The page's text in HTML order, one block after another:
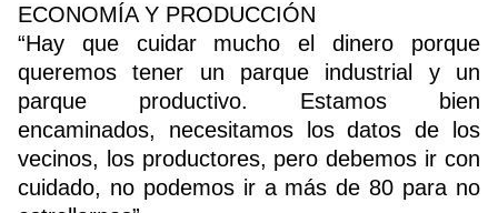
ECONOMÍA Y PRODUCCIÓN
“Hay que cuidar mucho el dinero porque
queremos tener un parque industrial y un
parque productivo. Estamos bien
encaminados, necesitamos los datos de los
vecinos, los productores, pero debemos ir con
cuidado, no podemos ir a más de 80 para no